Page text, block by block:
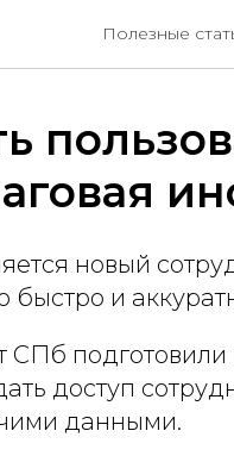
Полезные
новый
быстро и
СПб
доступ
данными.